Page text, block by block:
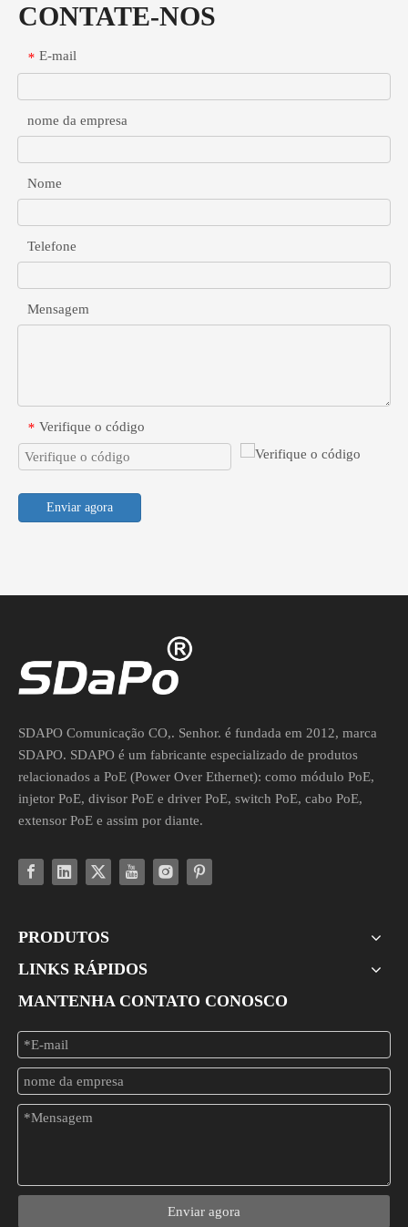
CONTATE-NOS
* E-mail
nome da empresa
Nome
Telefone
Mensagem
* Verifique o código
Enviar agora
SDAPO Comunicação CO,. Senhor. é fundada em 2012, marca
SDAPO. SDAPO é um fabricante especializado de produtos
relacionados a PoE (Power Over Ethernet): como módulo PoE,
injetor PoE, divisor PoE e driver PoE, switch PoE, cabo PoE,
extensor PoE e assim por diante.
PRODUTOS
LINKS RÁPIDOS
MANTENHA CONTATO CONOSCO
Enviar agora